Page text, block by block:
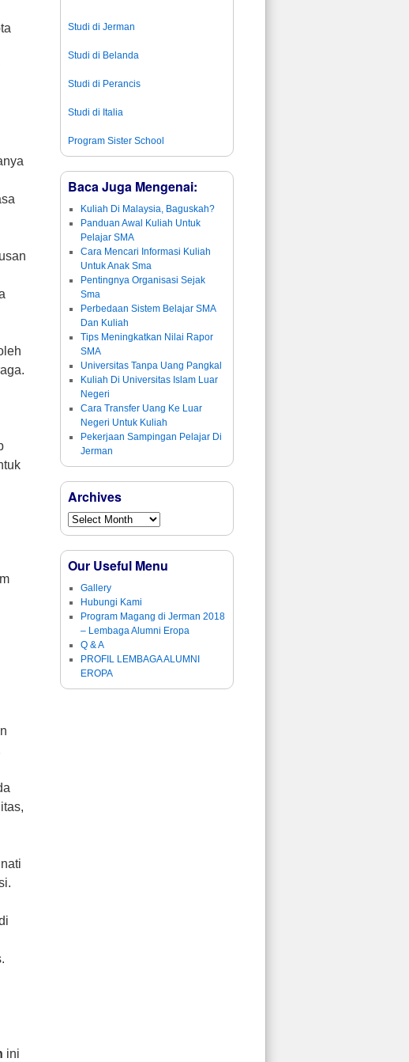
ini
Studi di Jerman
Studi di Belanda
Studi di Perancis
Studi di Italia
Program Sister School
Baca Juga Mengenai:
Kuliah Di Malaysia, Baguskah?
Panduan Awal Kuliah Untuk
Pelajar SMA
Cara Mencari Informasi Kuliah
Untuk Anak Sma
Pentingnya Organisasi Sejak
Sma
Perbedaan Sistem Belajar SMA
Dan Kuliah
Tips Meningkatkan Nilai Rapor
SMA
Universitas Tanpa Uang Pangkal
Kuliah Di Universitas Islam Luar
Negeri
Cara Transfer Uang Ke Luar
Negeri Untuk Kuliah
Pekerjaan Sampingan Pelajar Di
Jerman
Archives
Our Useful Menu
Gallery
Hubungi Kami
Program Magang di Jerman 2018
– Lembaga Alumni Eropa
Q & A
PROFIL LEMBAGA ALUMNI
EROPA